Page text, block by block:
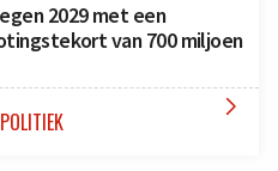
2029 met een
van 700 miljoen
